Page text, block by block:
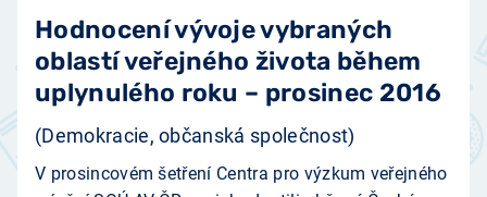
Hodnocení vývoje vybraných
oblastí veřejného života během
uplynulého roku – prosinec 2016
(Demokracie, občanská společnost)
V prosincovém šetření Centra pro výzkum veřejného